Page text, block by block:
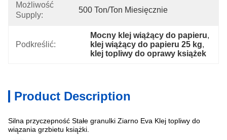
Możliwość
Supply:
500 Ton/ton Miesięcznie
Podkreślić:
Mocny klej wiążący do papieru
klej wiążący do papieru 25 kg,
klej topliwy do oprawy książek
Product Description
Silna przyczepność Stałe granulki Ziarno Eva Klej topliwy do
wiązania grzbietu książki.